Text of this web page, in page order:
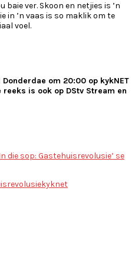
baie ver. Skoon en netjies is ’n
in ’n vaas is so maklik om te
voel.
om 20:00 op kykNET
is ook op DStv Stream en
die sop: Gastehuisrevolusie’ se
kyknet